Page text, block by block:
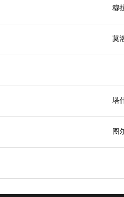
穆
莫
塔
图